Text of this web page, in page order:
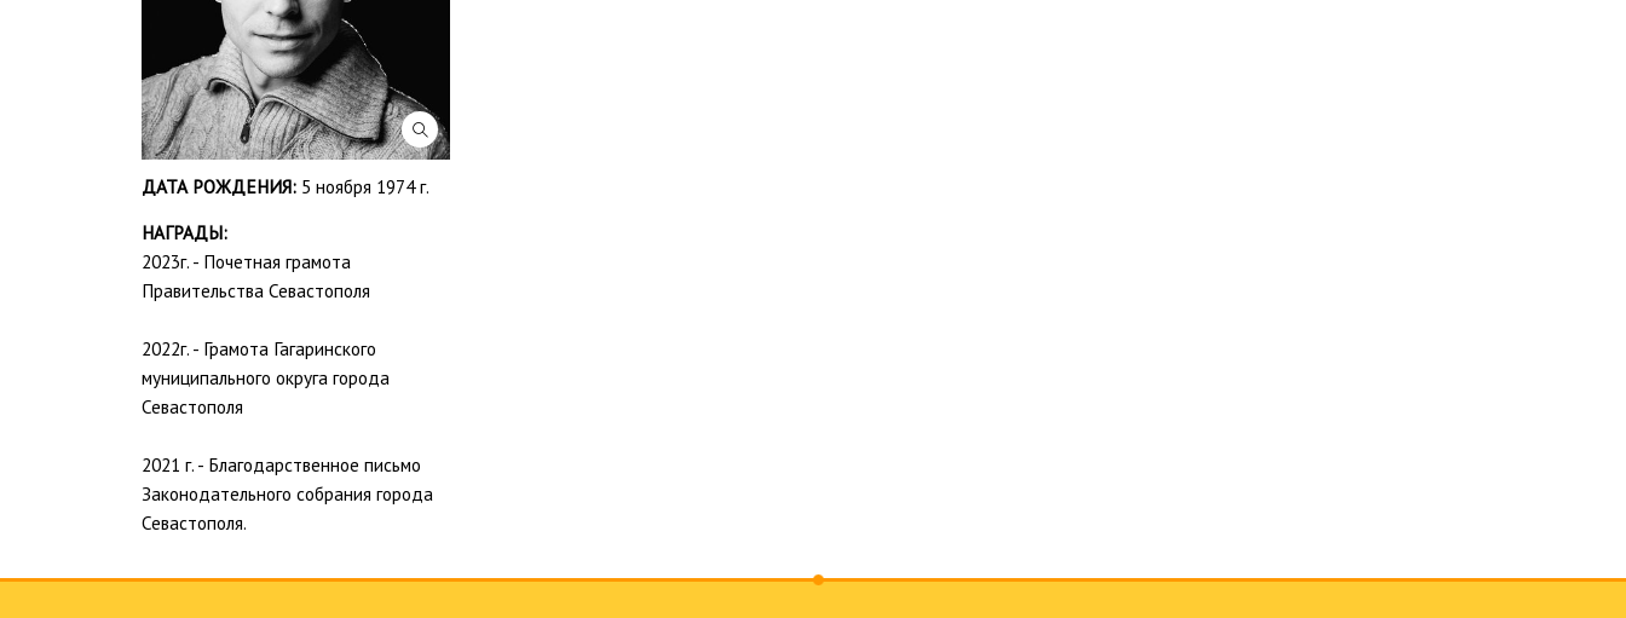
ДАТА РОЖДЕНИЯ: 5 ноября 1974 г.
НАГРАДЫ:
2023г. - Почетная грамота
Правительства Севастополя
2022г. - Грамота Гагаринского
муниципального округа города
Севастополя
2021 г. - Благодарственное письмо
Законодательного собрания города
Севастополя.